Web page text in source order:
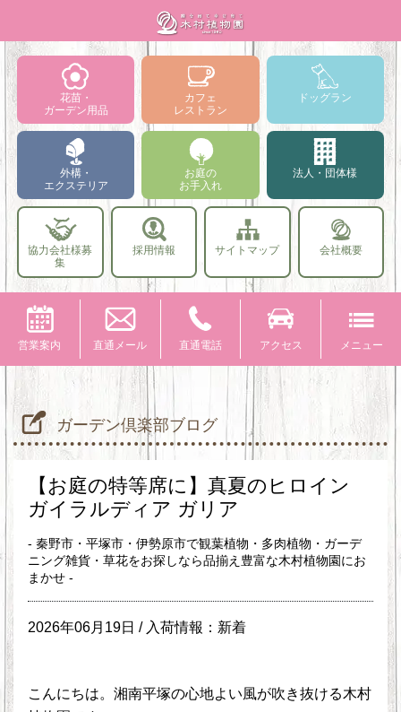
花苗・
ガーデン用品
カフェ
レストラン
ドッグラン
外構・
エクステリア
お庭の
お手入れ
法人・団体様
協力会社様募
集
採用情報 サイトマップ 会社概要
営業案内 直通メール 直通電話 アクセス メニュー
ガーデン倶楽部ブログ
【お庭の特等席に】真夏のヒロイン
ガイラルディア ガリア
- 秦野市・平塚市・伊勢原市で観葉植物・多肉植物・ガーデ
ニング雑貨・草花をお探しなら品揃え豊富な木村植物園にお
まかせ -
2026年06月19日 / 入荷情報：新着
こんにちは。湘南平塚の心地よい風が吹き抜ける木村